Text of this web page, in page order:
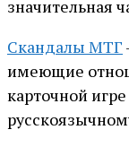
значительная
Скандалы МТГ
имеющие
карточной